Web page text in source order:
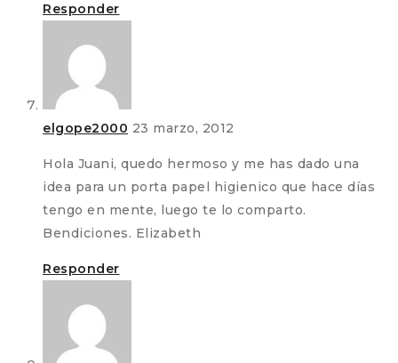
Responder
elgope2000 23 marzo, 2012
Hola Juani, quedo hermoso y me has dado una
idea para un porta papel higienico que hace días
tengo en mente, luego te lo comparto.
Bendiciones. Elizabeth
Responder